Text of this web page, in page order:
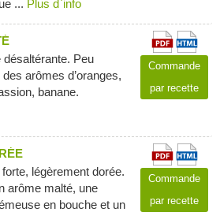
... Plus d`info
désaltérante. Peu
arômes d’oranges,
banane.
Commande
par recette
légèrement dorée.
arôme malté, une
en bouche et un
Commande
par recette